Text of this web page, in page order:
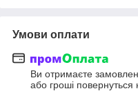
Умови оплати
Ви отримаєте
або гроші повернуться